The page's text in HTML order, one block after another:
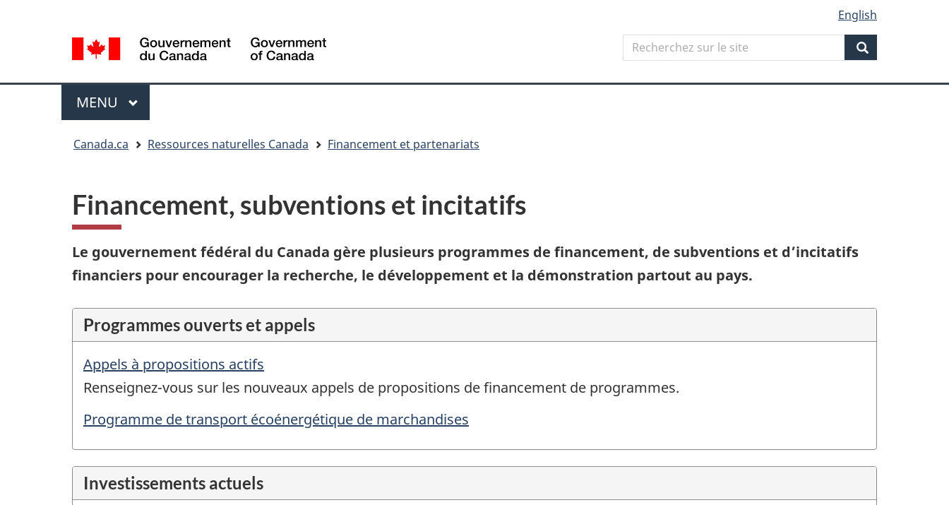
HTML
de
la
langue
selection
English
Search
Recherchez
sur
Search
Menu
MENU PRINCIPAL
Canada.ca Ressources naturelles Canada Financement et partenariats
Financement, subventions et incitatifs
Le gouvernement fédéral du Canada gère plusieurs programmes de financement, de subventions et d’incitatifs
financiers pour encourager la recherche, le développement et la démonstration partout au pays.
Programmes ouverts et appels
Appels à propositions actifs
Renseignez-vous sur les nouveaux appels de propositions de financement de programmes.
Programme de transport écoénergétique de marchandises
Investissements actuels